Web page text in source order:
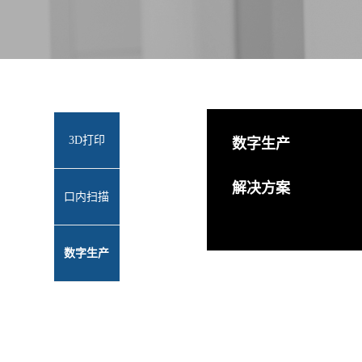
3D打印
口内扫描
数字生产
数字生产
解决方案